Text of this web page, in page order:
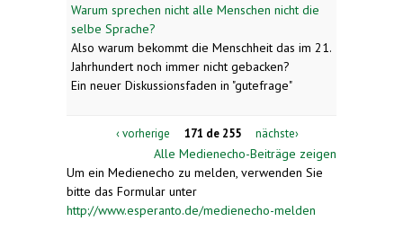
Warum sprechen nicht alle Menschen nicht die
selbe Sprache?
Also warum bekommt die Menschheit das im 21.
Jahrhundert noch immer nicht gebacken?
Ein neuer Diskussionsfaden in "gutefrage"
‹ vorherige 171 de 255 nächste›
Alle Medienecho-Beiträge zeigen
Um ein Medienecho zu melden, verwenden Sie
bitte das Formular unter
http://www.esperanto.de/medienecho-melden